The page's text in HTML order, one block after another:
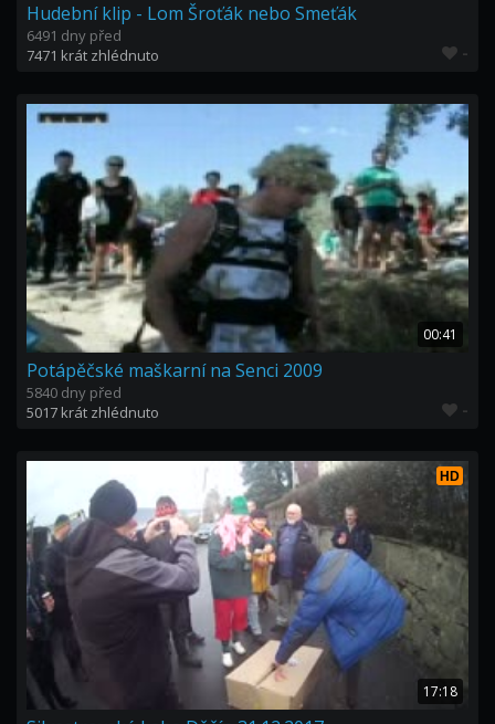
Hudební klip - Lom Šroťák nebo Smeťák
6491 dny před
7471 krát zhlédnuto
-
00:41
Potápěčské maškarní na Senci 2009
5840 dny před
5017 krát zhlédnuto
-
HD
17:18